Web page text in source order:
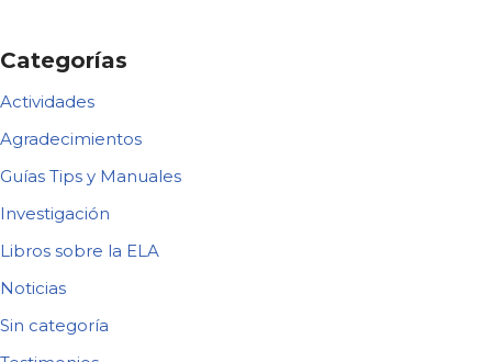
Categorías
Actividades
Agradecimientos
Guías Tips y Manuales
Investigación
Libros sobre la ELA
Noticias
Sin categoría